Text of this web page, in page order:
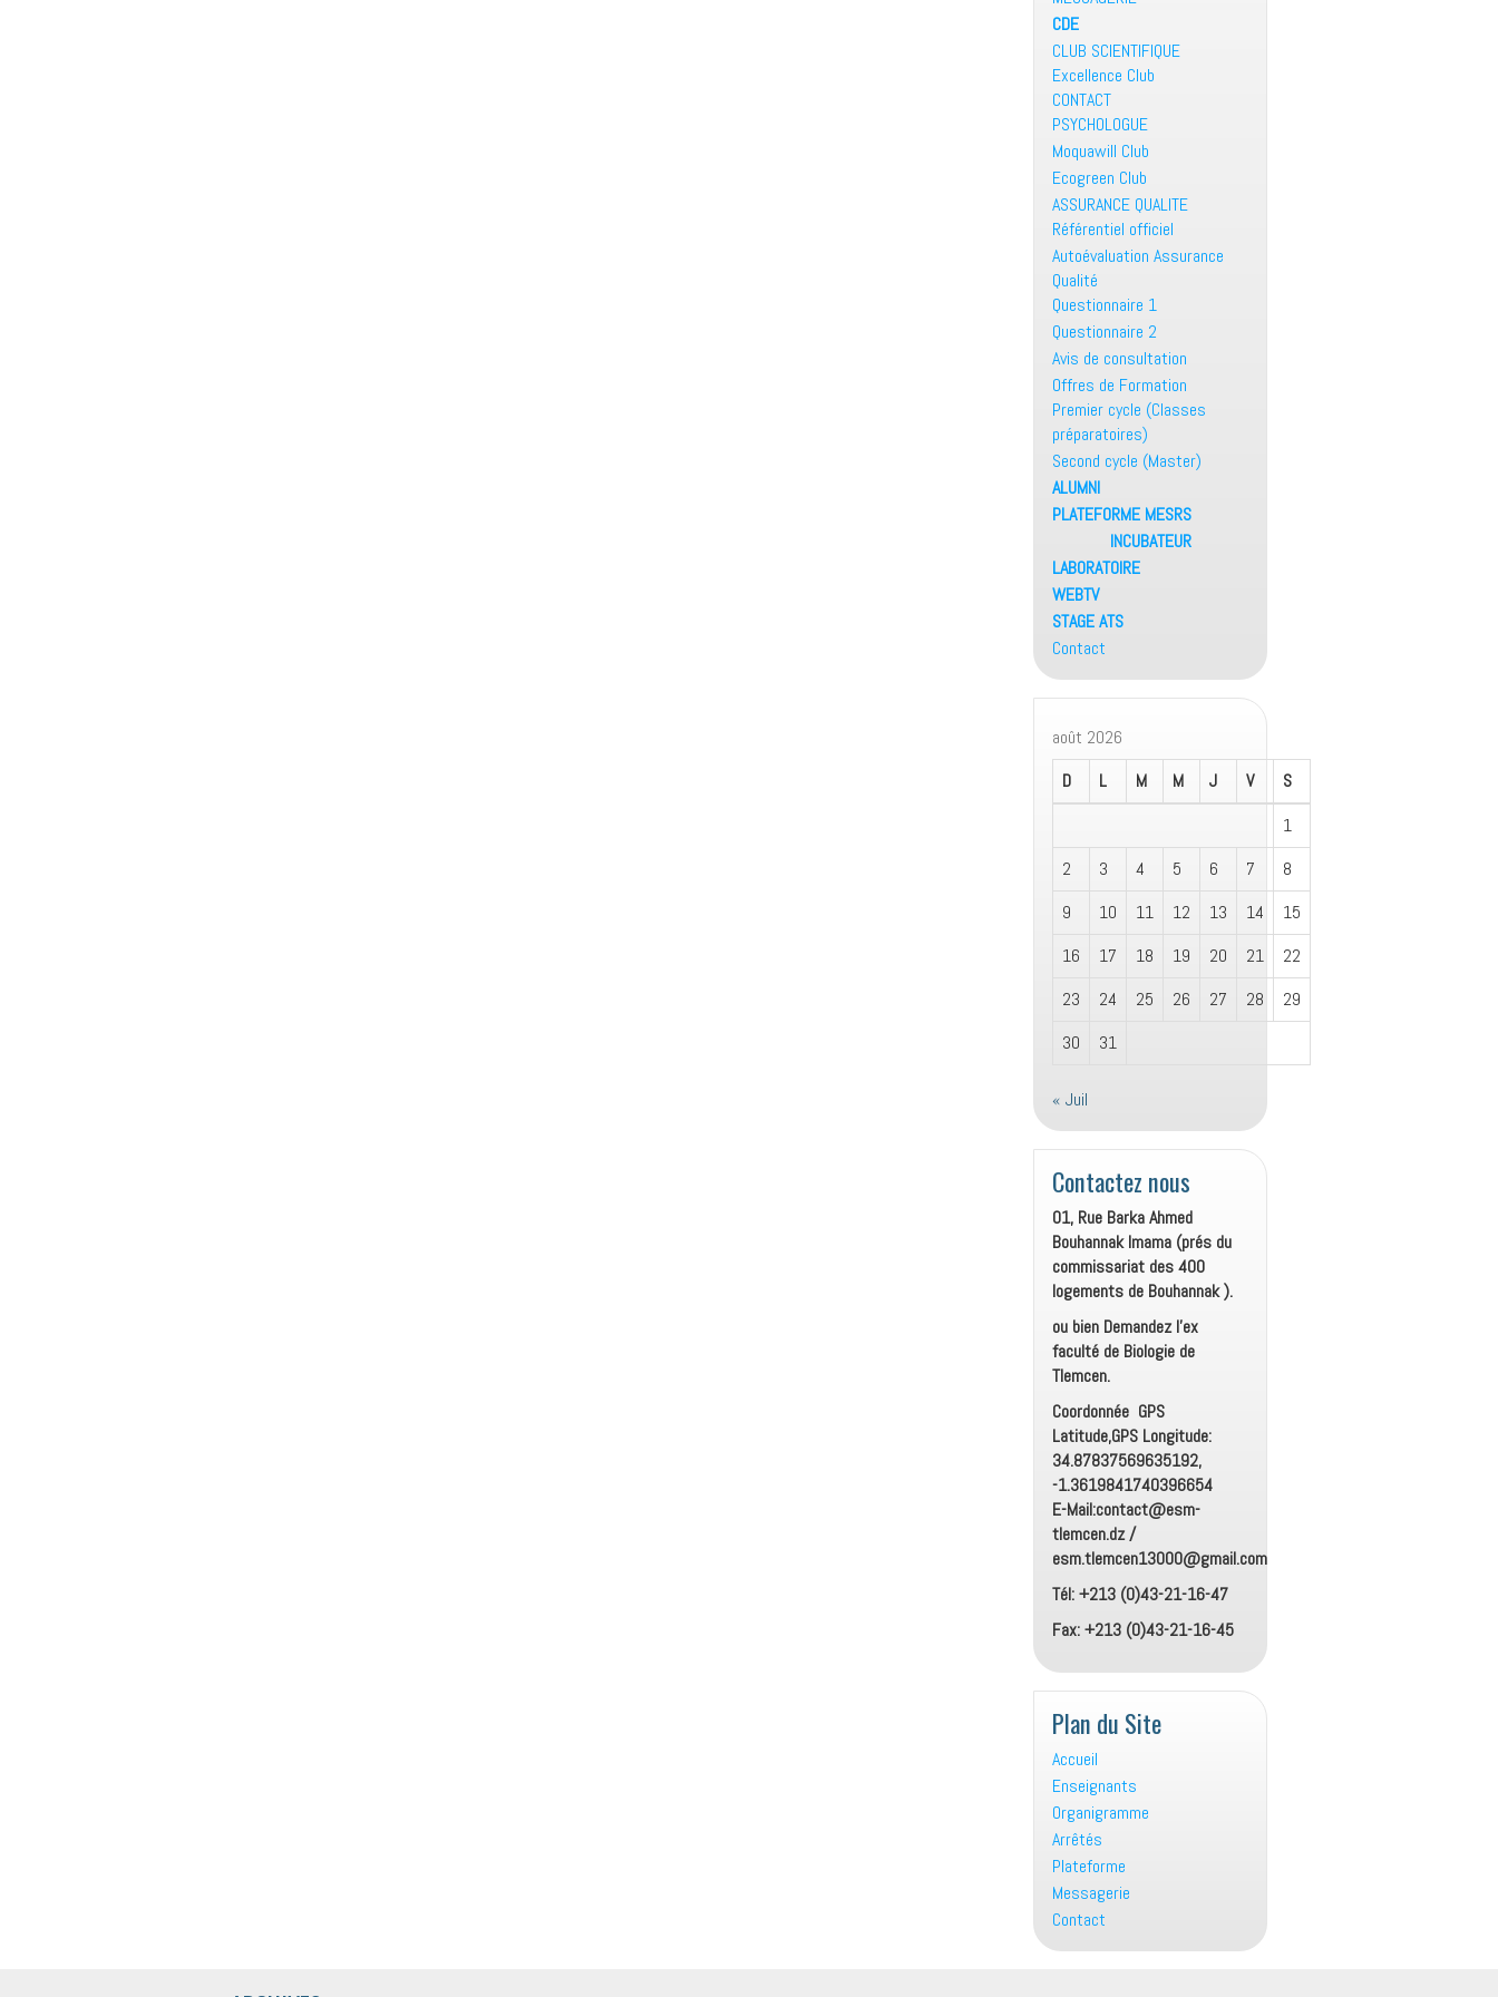
CDE
CLUB SCIENTIFIQUE
Excellence Club
CONTACT
PSYCHOLOGUE
Moquawill Club
Ecogreen Club
ASSURANCE QUALITE
Référentiel officiel
Autoévaluation Assurance
Qualité
Questionnaire 1
Questionnaire 2
Avis de consultation
Offres de Formation
Premier cycle (Classes
préparatoires)
Second cycle (Master)
ALUMNI
PLATEFORME MESRS
INCUBATEUR
LABORATOIRE
WEBTV
STAGE ATS
Contact
août 2026
D
L M M J V
S
1
2
3 4 5 6 7
8
9
10 11 12 13 14
15
16
17 18 19 20 21
22
23
24 25 26 27 28
29
30
31
« Juil
Contactez nous
01, Rue Barka Ahmed
Bouhannak Imama (prés du
commissariat des 400
logements de Bouhannak ).
ou bien Demandez l’ex
faculté de Biologie de
Tlemcen.
Coordonnée GPS
Latitude,GPS Longitude:
34.87837569635192,
-1.3619841740396654
E-Mail:contact@esm-
tlemcen.dz /
esm.tlemcen13000@gmail.com
Tél: +213 (0)43-21-16-47
Fax: +213 (0)43-21-16-45
Plan du Site
Accueil
Enseignants
Organigramme
Arrêtés
Plateforme
Messagerie
Contact